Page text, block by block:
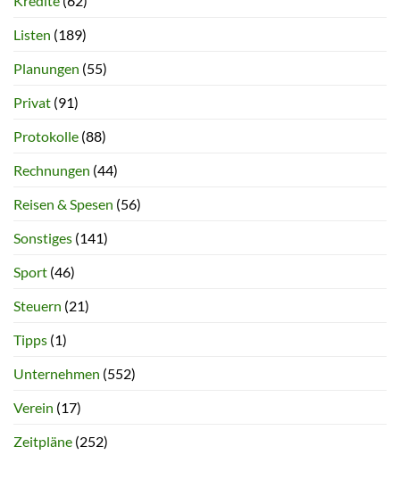
Listen (189)
Planungen (55)
Privat (91)
Protokolle (88)
Rechnungen (44)
Reisen & Spesen (56)
Sonstiges (141)
Sport (46)
Steuern (21)
Tipps (1)
Unternehmen (552)
Verein (17)
Zeitpläne (252)